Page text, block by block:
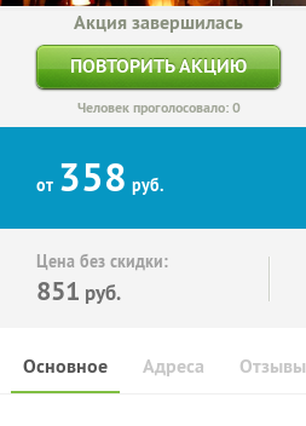
Акция завершилась
ПОВТОРИТЬ АКЦИЮ
Человек проголосовало: 0
от 358 руб.
Цена без скидки:
851 руб.
Основное Отзывы
Адреса